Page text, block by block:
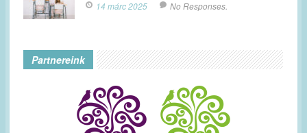
14 márc 2025 No Responses.
Partnereink